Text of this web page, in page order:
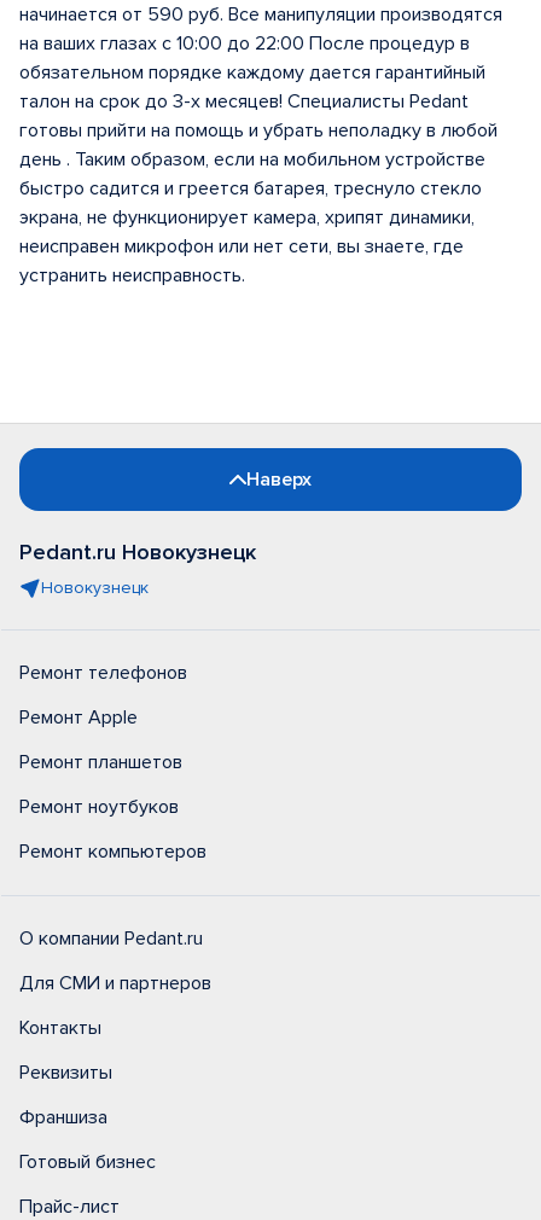
начинается от 590 руб. Все манипуляции производятся
на ваших глазах с 10:00 до 22:00 После процедур в
обязательном порядке каждому дается гарантийный
талон на срок до 3-х месяцев! Специалисты Pedant
готовы прийти на помощь и убрать неполадку в любой
день . Таким образом, если на мобильном устройстве
быстро садится и греется батарея, треснуло стекло
экрана, не функционирует камера, хрипят динамики,
неисправен микрофон или нет сети, вы знаете, где
устранить неисправность.
Наверх
Pedant.ru Новокузнецк
Новокузнецк
Ремонт телефонов
Ремонт Apple
Ремонт планшетов
Ремонт ноутбуков
Ремонт компьютеров
О компании Pedant.ru
Для СМИ и партнеров
Контакты
Реквизиты
Франшиза
Готовый бизнес
Прайс-лист